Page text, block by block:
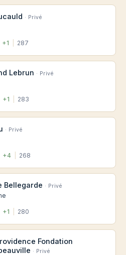
· Privé
+1 287
Lebrun · Privé
+1 283
· Privé
+4 268
Bellegarde · Privé
+1 280
Fondation
· Privé